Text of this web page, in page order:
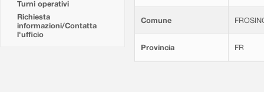
Turni operativi
Richiesta
informazioni/Contatta
l'ufficio
Comune
Provincia FR